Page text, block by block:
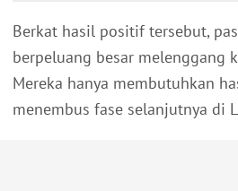
Berkat hasil positif tersebut,
berpeluang besar melenggang
Mereka hanya membutuhkan
menembus fase selanjutnya di